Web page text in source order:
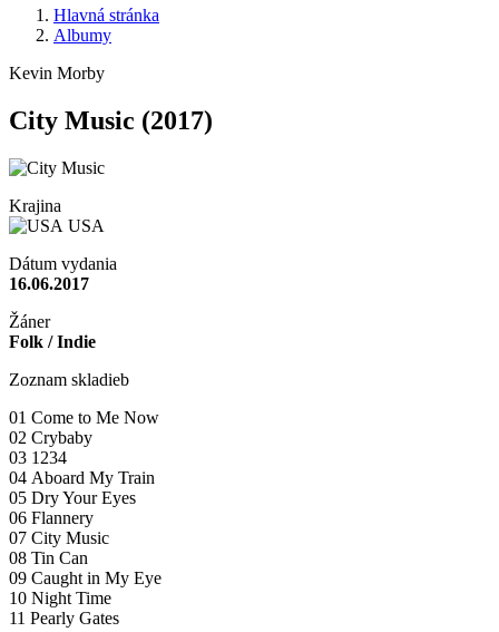
Hlavná stránka
Albumy
Kevin Morby
City Music (2017)
Krajina
USA
Dátum vydania
16.06.2017
Žáner
Folk / Indie
Zoznam skladieb
01 Come to Me Now
02 Crybaby
03 1234
04 Aboard My Train
05 Dry Your Eyes
06 Flannery
07 City Music
08 Tin Can
09 Caught in My Eye
10 Night Time
11 Pearly Gates